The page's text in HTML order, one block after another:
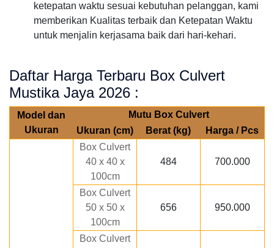
ketepatan waktu sesuai kebutuhan pelanggan, kami
memberikan Kualitas terbaik dan Ketepatan Waktu
untuk menjalin kerjasama baik dari hari-kehari.
Daftar Harga Terbaru Box Culvert
Mustika Jaya 2026 :
Model dan
Ukuran
Mutu Box Culvert
Ukuran (cm)
Berat (kg)
Harga / Pcs
Box Culvert
40 x 40 x
100cm
484 700.000
Box Culvert
50 x 50 x
100cm
656 950.000
Box Culvert